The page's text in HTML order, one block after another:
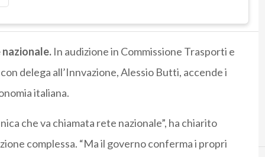
In audizione in Commissione Trasporti e
delega all’Innvazione, Alessio Butti, accende i
italiana.
che va chiamata rete nazionale”, ha chiarito
complessa. “Ma il governo conferma i propri